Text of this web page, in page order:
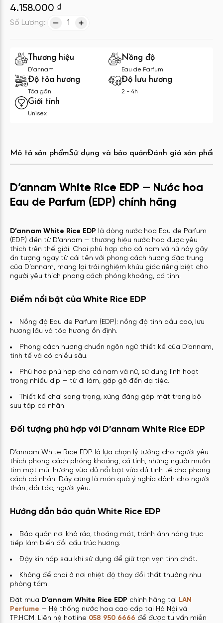
4.158.000 ₫
Số Lượng: 1
Thương hiệu
D'annam
Nồng độ
Eau de Parfum
Độ tỏa hương
Tỏa gần
Độ lưu hương
2 - 4h
Giới tính
Unisex
Mô tả sản phẩmSử dụng và bảo quảnĐánh giá sản phẩm
D’annam White Rice EDP — Nước hoa
Eau de Parfum (EDP) chính hãng
D’annam White Rice EDP là dòng nước hoa Eau de Parfum
(EDP) đến từ D’annam — thương hiệu nước hoa được yêu
thích trên thế giới. Chai phù hợp cho cả nam và nữ này gây
ấn tượng ngay từ cái tên với phong cách hương đặc trưng
của D’annam, mang lại trải nghiệm khứu giác riêng biệt cho
người yêu thích phong cách phóng khoáng, cá tính.
Điểm nổi bật của White Rice EDP
Nồng độ Eau de Parfum (EDP): nồng độ tinh dầu cao, lưu
hương lâu và tỏa hương ổn định.
Phong cách hương chuẩn ngôn ngữ thiết kế của D’annam,
tinh tế và có chiều sâu.
Phù hợp phù hợp cho cả nam và nữ, sử dụng linh hoạt
trong nhiều dịp — từ đi làm, gặp gỡ đến dạ tiệc.
Thiết kế chai sang trọng, xứng đáng góp mặt trong bộ
sưu tập cá nhân.
Đối tượng phù hợp với D’annam White Rice EDP
D’annam White Rice EDP là lựa chọn lý tưởng cho người yêu
thích phong cách phóng khoáng, cá tính, những người muốn
tìm một mùi hương vừa đủ nổi bật vừa đủ tinh tế cho phong
cách cá nhân. Đây cũng là món quà ý nghĩa dành cho người
thân, đối tác, người yêu.
Hướng dẫn bảo quản White Rice EDP
Bảo quản nơi khô ráo, thoáng mát, tránh ánh nắng trực
tiếp làm biến đổi cấu trúc hương.
Đậy kín nắp sau khi sử dụng để giữ trọn vẹn tinh chất.
Không để chai ở nơi nhiệt độ thay đổi thất thường như
phòng tắm.
Đặt mua D’annam White Rice EDP chính hãng tại LAN
Perfume — Hệ thống nước hoa cao cấp tại Hà Nội và
TP.HCM. Liên hệ hotline 058 950 6666 để được tư vấn miễn